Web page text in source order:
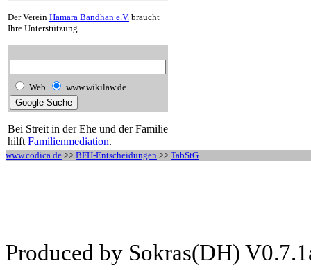
Der Verein Hamara Bandhan e.V. braucht
Ihre Unterstützung.
Web www.wikilaw.de
Bei Streit in der Ehe und der Familie
hilft Familienmediation.
www.codica.de >> BFH-Entscheidungen >> TabStG
Produced by Sokras(DH)